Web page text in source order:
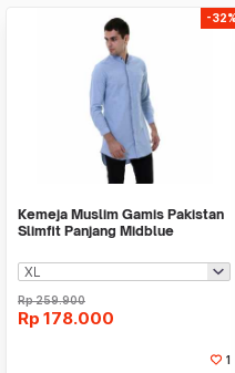
-32%
Kemeja Muslim Gamis Pakistan
Slimfit Panjang Midblue
Rp259.900
Rp 178.000
1